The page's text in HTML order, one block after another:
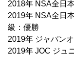
2018年 NSA全日
2019年 NSA全日
級：優勝
2019年 ジャパン
2019年 JOC ジュ